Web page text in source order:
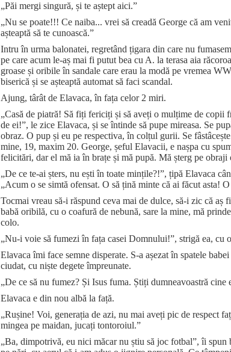
„Păi mergi singură, și te aștept aici.”
„Nu se poate!!! Ce naiba... vrei să creadă George că am
așteaptă să te cunoască.”
Intru în urma balonatei, regretând țigara din care nu
pe care acum le-aș mai fi putut bea cu A. la terasa aia
groase și oribile în sandale care erau la modă pe vremea
biserică și se așteaptă automat să faci scandal.
Ajung, târât de Elavaca, în fața celor 2 miri.
„Casă de piatră! Să fiți fericiți și să aveți o mulțime de copii
de ei!”, le zice Elavaca, și se întinde să pupe mireasa. Se
obraz. O pup și eu pe respectiva, în colțul gurii. Se
mine, 19, maxim 20. George, șeful Elavacii, e nașpa cu
felicitări, dar el mă ia în brațe și mă pupă. Mă șterg pe obraji
„De ce te-ai șters, nu ești în toate mințile?!”, țipă Elavaca
„Acum o se simtă ofensat. O să țină minte că ai făcut asta!
Tocmai vreau să-i răspund ceva mai de dulce, să-i zic că
babă oribilă, cu o coafură de nebună, sare la mine, mă
colo.
„Nu-i voie să fumezi în fața casei Domnului!”, strigă ea, cu
Elavaca îmi face semne disperate. S-a așezat în spatele
ciudat, cu niște degete împreunate.
„De ce să nu fumez? Și Isus fuma. Știți dumneavoastră
Elavaca e din nou albă la față.
„Rușine! Voi, generația de azi, nu mai aveți pic de respect
mingea pe maidan, jucați tontoroiul.”
„Ba, dimpotrivă, eu nici măcar nu știu să joc fotbal”, îi spun